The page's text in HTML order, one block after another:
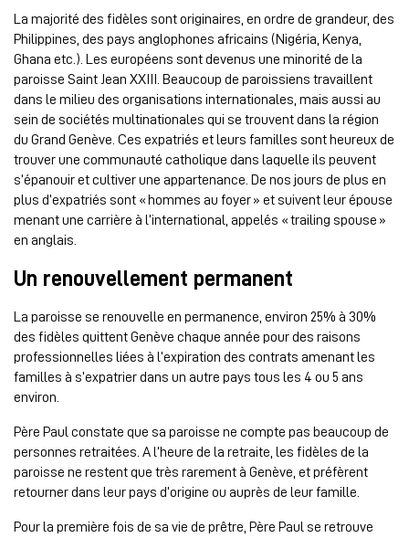
La majorité des fidèles sont originaires, en ordre de grandeur, des
Philippines, des pays anglophones africains (Nigéria, Kenya,
Ghana etc.). Les européens sont devenus une minorité de la
paroisse Saint Jean XXIII. Beaucoup de paroissiens travaillent
dans le milieu des organisations internationales, mais aussi au
sein de sociétés multinationales qui se trouvent dans la région
du Grand Genève. Ces expatriés et leurs familles sont heureux de
trouver une communauté catholique dans laquelle ils peuvent
s’épanouir et cultiver une appartenance. De nos jours de plus en
plus d’expatriés sont « hommes au foyer » et suivent leur épouse
menant une carrière à l’international, appelés « trailing spouse »
en anglais.
Un renouvellement permanent
La paroisse se renouvelle en permanence, environ 25% à 30%
des fidèles quittent Genève chaque année pour des raisons
professionnelles liées à l’expiration des contrats amenant les
familles à s’expatrier dans un autre pays tous les 4 ou 5 ans
environ.
Père Paul constate que sa paroisse ne compte pas beaucoup de
personnes retraitées. A l’heure de la retraite, les fidèles de la
paroisse ne restent que très rarement à Genève, et préfèrent
retourner dans leur pays d’origine ou auprès de leur famille.
Pour la première fois de sa vie de prêtre, Père Paul se retrouve